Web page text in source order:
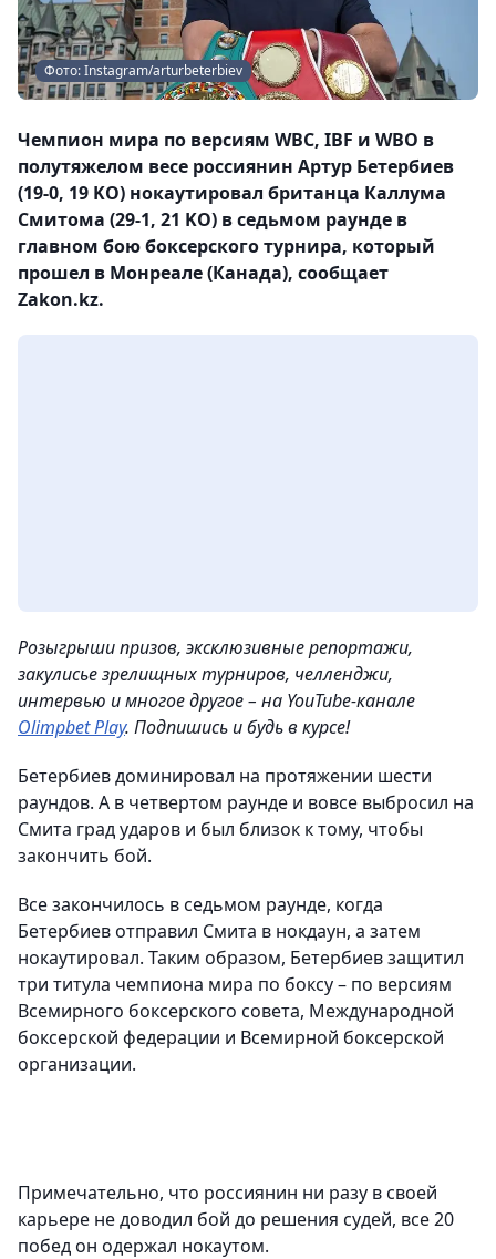
Фото: Instagram/arturbeterbiev
Чемпион мира по версиям WBC, IBF и WBO в
полутяжелом весе россиянин Артур Бетербиев
(19-0, 19 KO) нокаутировал британца Каллума
Смитома (29-1, 21 KO) в седьмом раунде в
главном бою боксерского турнира, который
прошел в Монреале (Канада), сообщает
Zakon.kz.
Розыгрыши призов, эксклюзивные репортажи,
закулисье зрелищных турниров, челленджи,
интервью и многое другое – на YouTube-канале
Olimpbet Play. Подпишись и будь в курсе!
Бетербиев доминировал на протяжении шести
раундов. А в четвертом раунде и вовсе выбросил на
Смита град ударов и был близок к тому, чтобы
закончить бой.
Все закончилось в седьмом раунде, когда
Бетербиев отправил Смита в нокдаун, а затем
нокаутировал. Таким образом, Бетербиев защитил
три титула чемпиона мира по боксу – по версиям
Всемирного боксерского совета, Международной
боксерской федерации и Всемирной боксерской
организации.
Примечательно, что россиянин ни разу в своей
карьере не доводил бой до решения судей, все 20
побед он одержал нокаутом.